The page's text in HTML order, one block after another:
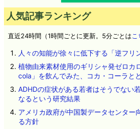
人気記事ランキング
直近24時間（1時間ごとに更新。5分ごとは こ
人々の知能が徐々に低下する「逆フリ
植物由来素材使用のギリシャ発ゼロカ
cola」を飲んでみた、コカ・コーラと
ADHDの症状がある若者はそうでない
なるという研究結果
アメリカ政府が中国製データセンター
る方針